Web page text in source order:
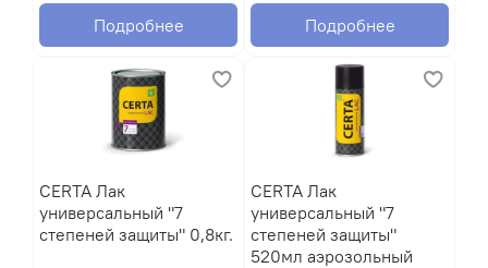
Подробнее Подробнее
CERTA Лак
универсальный "7
степеней защиты" 0,8кг.
CERTA Лак
универсальный "7
степеней защиты"
520мл аэрозольный